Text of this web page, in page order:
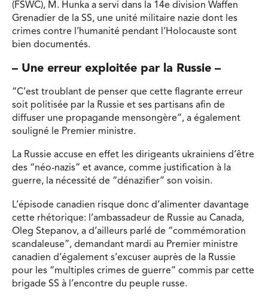
(FSWC), M. Hunka a servi dans la 14e division Waffen
Grenadier de la SS, une unité militaire nazie dont les
crimes contre l’humanité pendant l’Holocauste sont
bien documentés.
– Une erreur exploitée par la Russie –
“C’est troublant de penser que cette flagrante erreur
soit politisée par la Russie et ses partisans afin de
diffuser une propagande mensongère”, a également
souligné le Premier ministre.
La Russie accuse en effet les dirigeants ukrainiens d’être
des “néo-nazis” et avance, comme justification à la
guerre, la nécessité de “dénazifier” son voisin.
L’épisode canadien risque donc d’alimenter davantage
cette rhétorique: l’ambassadeur de Russie au Canada,
Oleg Stepanov, a d’ailleurs parlé de “commémoration
scandaleuse”, demandant mardi au Premier ministre
canadien d’également s’excuser auprès de la Russie
pour les “multiples crimes de guerre” commis par cette
brigade SS à l’encontre du peuple russe.